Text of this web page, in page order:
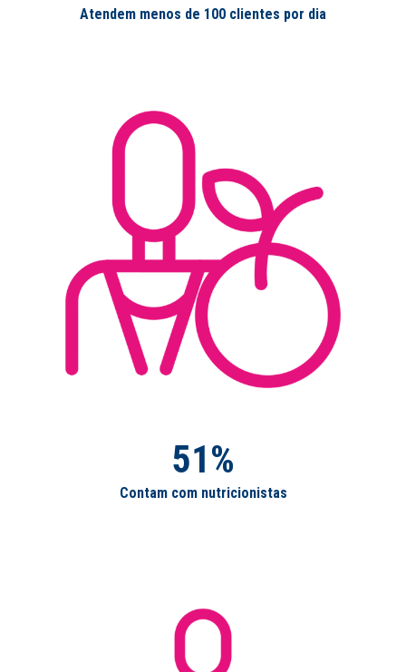
Atendem menos de 100 clientes por dia
51%
Contam com nutricionistas